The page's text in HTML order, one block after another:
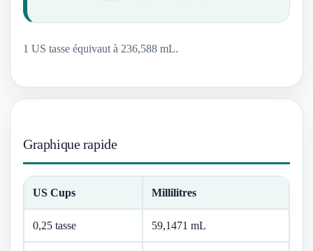
1 US tasse équivaut à 236,588 mL.
Graphique rapide
US Cups Millilitres
0,25 tasse 59,1471 mL